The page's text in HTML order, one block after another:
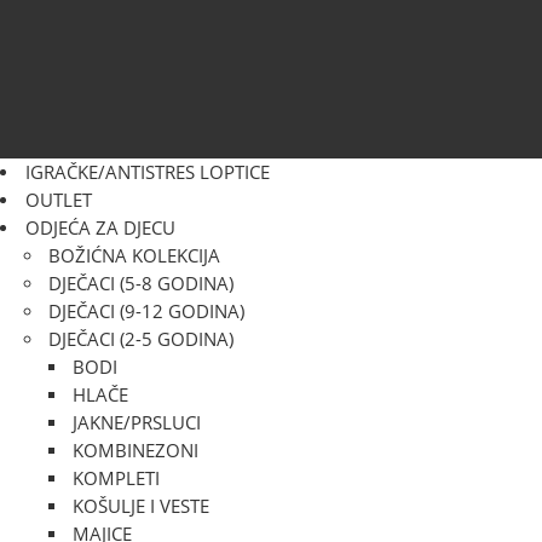
IGRAČKE/ANTISTRES LOPTICE
OUTLET
ODJEĆA ZA DJECU
BOŽIĆNA KOLEKCIJA
DJEČACI (5-8 GODINA)
DJEČACI (9-12 GODINA)
DJEČACI (2-5 GODINA)
BODI
HLAČE
JAKNE/PRSLUCI
KOMBINEZONI
KOMPLETI
KOŠULJE I VESTE
MAJICE